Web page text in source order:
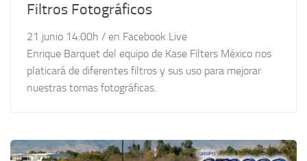
Filtros Fotográficos
21 junio 14:00h / en Facebook Live
Enrique Barquet del equipo de Kase Filters México nos
platicará de diferentes filtros y sus uso para mejorar
nuestras tomas fotográficas.